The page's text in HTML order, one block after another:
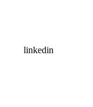
linkedin